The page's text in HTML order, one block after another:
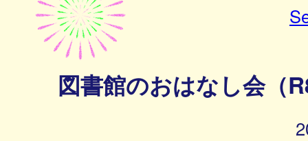
図書館のおはなし会（